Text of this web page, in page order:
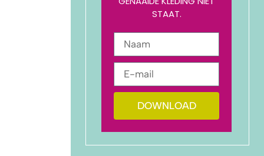
STAAT.
DOWNLOAD